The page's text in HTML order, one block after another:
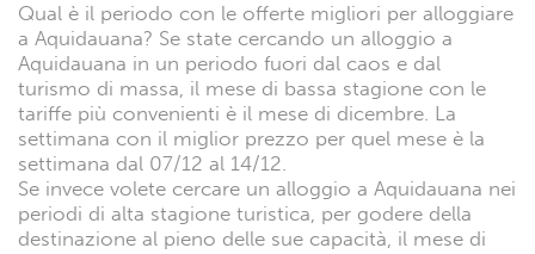
Qual è il periodo con le offerte migliori per alloggiare
a Aquidauana? Se state cercando un alloggio a
Aquidauana in un periodo fuori dal caos e dal
turismo di massa, il mese di bassa stagione con le
tariffe più convenienti è il mese di dicembre. La
settimana con il miglior prezzo per quel mese è la
settimana dal 07/12 al 14/12.
Se invece volete cercare un alloggio a Aquidauana nei
periodi di alta stagione turistica, per godere della
destinazione al pieno delle sue capacità, il mese di